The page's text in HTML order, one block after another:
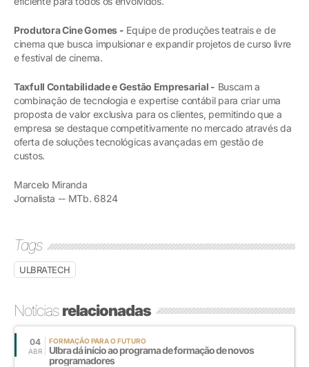
Produtora Cine Gomes - Equipe de produções teatrais e de
cinema que busca impulsionar e expandir projetos de curso livre
e festival de cinema.
Taxfull Contabilidade e Gestão Empresarial - Buscam a
combinação de tecnologia e expertise contábil para criar uma
proposta de valor exclusiva para os clientes, permitindo que a
empresa se destaque competitivamente no mercado através da
oferta de soluções tecnológicas avançadas em gestão de
custos.
Marcelo Miranda
Jornalista -- MTb. 6824
Tags
ULBRATECH
Notíciasrelacionadas
04
ABR
FORMAÇÃO PARA O FUTURO
Ulbra dá início ao programa de formação de novos
programadores